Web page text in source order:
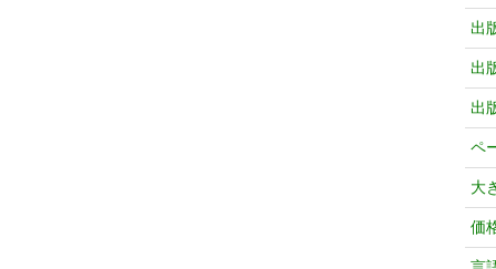
出
出
出
ペ
大
価